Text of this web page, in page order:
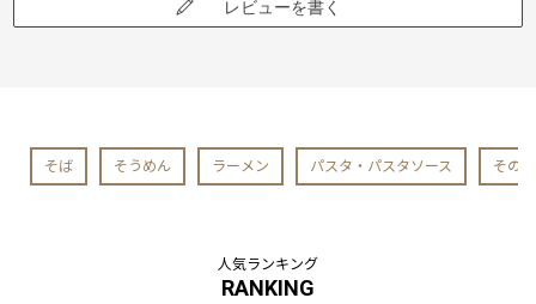
レビューを書く
そば そうめん ラーメン パスタ・パスタソース その他
人気ランキング
RANKING